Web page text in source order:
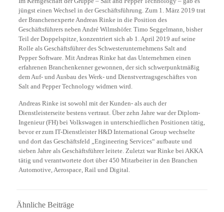
jüngst einen Wechsel in der Geschäftsführung. Zum 1. März 2019 trat
der Branchenexperte Andreas Rinke in die Position des
Geschäftsführers neben André Wilmshöfer. Timo Seggelmann, bisher
Teil der Doppelspitze, konzentriert sich ab 1. April 2019 auf seine
Rolle als Geschäftsführer des Schwesterunternehmens Salt and
Pepper Software. Mit Andreas Rinke hat das Unternehmen einen
erfahrenen Branchenkenner gewonnen, der sich schwerpunktmäßig
dem Auf- und Ausbau des Werk- und Dienstvertragsgeschäftes von
Salt and Pepper Technology widmen wird.
Andreas Rinke ist sowohl mit der Kunden- als auch der
Dienstleisterseite bestens vertraut. Über zehn Jahre war der Diplom-
Ingenieur (FH) bei Volkswagen in unterschiedlichen Positionen tätig,
bevor er zum IT-Dienstleister H&D International Group wechselte
und dort das Geschäftsfeld „Engineering Services“ aufbaute und
sieben Jahre als Geschäftsführer leitete. Zuletzt war Rinke bei AKKA
tätig und verantwortete dort über 450 Mitarbeiter in den Branchen
Automotive, Aerospace, Rail und Digital.
Ähnliche Beiträge